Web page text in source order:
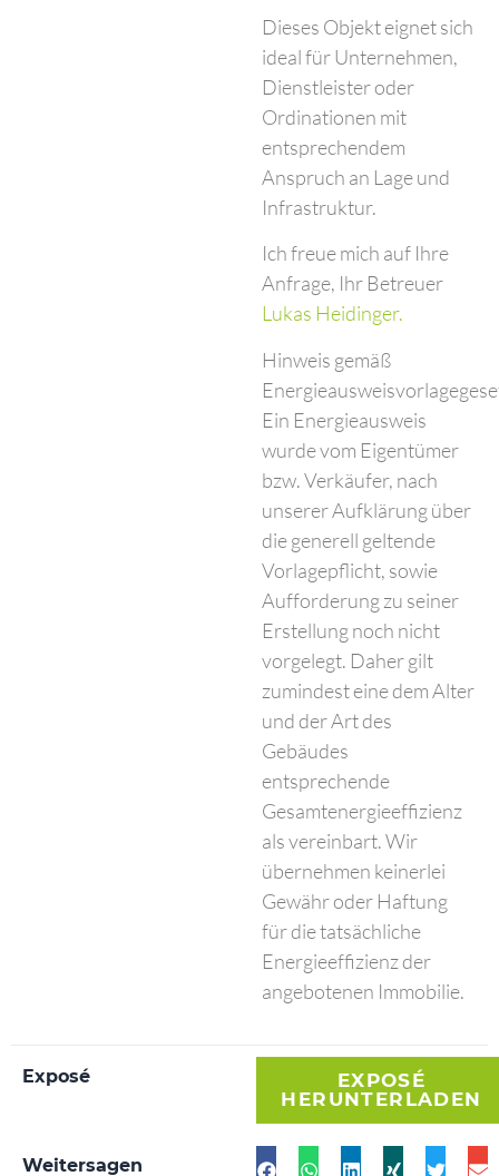
Dieses Objekt eignet sich
ideal für Unternehmen,
Dienstleister oder
Ordinationen mit
entsprechendem
Anspruch an Lage und
Infrastruktur.
Ich freue mich auf Ihre
Anfrage, Ihr Betreuer
Lukas Heidinger.
Hinweis gemäß
Ein Energieausweis
wurde vom Eigentümer
bzw. Verkäufer, nach
unserer Aufklärung über
die generell geltende
Vorlagepflicht, sowie
Aufforderung zu seiner
Erstellung noch nicht
vorgelegt. Daher gilt
zumindest eine dem Alter
und der Art des
Gebäudes
entsprechende
Gesamtenergieeffizienz
als vereinbart. Wir
übernehmen keinerlei
Gewähr oder Haftung
für die tatsächliche
Energieeffizienz der
angebotenen Immobilie.
Exposé
EXPOSÉ
HERUNTERLADEN
Weitersagen